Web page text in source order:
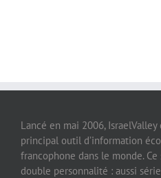
Lancé en mai 2006,
principal outil d’information
francophone dans le monde. Ce
double personnalité : aussi